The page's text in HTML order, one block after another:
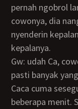
pernah ngobrol
cowonya, dia
nyenderin
kepalanya.
Gw: udah Ca, cowo masih banyak. Kamu tuh cantik,
pasti banyak
Caca cuma sesegukan tak berkata apa² dalam
beberapa menit.